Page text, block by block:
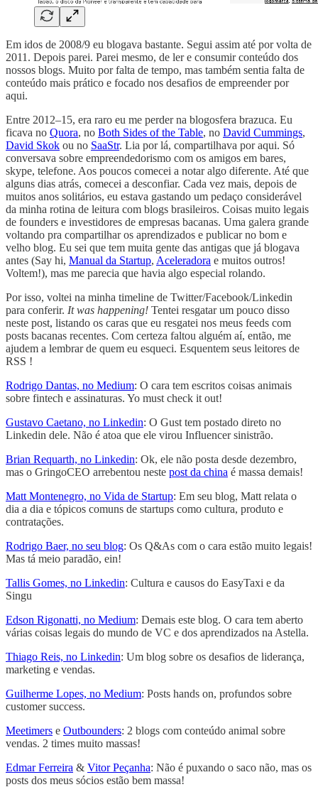
Em idos de 2008/9 eu blogava bastante. Segui assim até por volta de
2011. Depois parei. Parei mesmo, de ler e consumir conteúdo dos
nossos blogs. Muito por falta de tempo, mas também sentia falta de
conteúdo mais prático e focado nos desafios de empreender por
aqui.
Entre 2012–15, era raro eu me perder na blogosfera brazuca. Eu
ficava no Quora, no Both Sides of the Table, no David Cummings,
David Skok ou no SaaStr. Lia por lá, compartilhava por aqui. Só
conversava sobre empreendedorismo com os amigos em bares,
skype, telefone. Aos poucos comecei a notar algo diferente. Até que
alguns dias atrás, comecei a desconfiar. Cada vez mais, depois de
muitos anos solitários, eu estava gastando um pedaço considerável
da minha rotina de leitura com blogs brasileiros. Coisas muito legais
de founders e investidores de empresas bacanas. Uma galera grande
voltando pra compartilhar os aprendizados e publicar no bom e
velho blog. Eu sei que tem muita gente das antigas que já blogava
antes (Say hi, Manual da Startup, Aceleradora e muitos outros!
Voltem!), mas me parecia que havia algo especial rolando.
Por isso, voltei na minha timeline de Twitter/Facebook/Linkedin
para conferir. It was happening! Tentei resgatar um pouco disso
neste post, listando os caras que eu resgatei nos meus feeds com
posts bacanas recentes. Com certeza faltou alguém aí, então, me
ajudem a lembrar de quem eu esqueci. Esquentem seus leitores de
RSS !
Rodrigo Dantas, no Medium: O cara tem escritos coisas animais
sobre fintech e assinaturas. Yo must check it out!
Gustavo Caetano, no Linkedin: O Gust tem postado direto no
Linkedin dele. Não é atoa que ele virou Influencer sinistrão.
Brian Requarth, no Linkedin: Ok, ele não posta desde dezembro,
mas o GringoCEO arrebentou neste post da china é massa demais!
Matt Montenegro, no Vida de Startup: Em seu blog, Matt relata o
dia a dia e tópicos comuns de startups como cultura, produto e
contratações.
Rodrigo Baer, no seu blog: Os Q&As com o cara estão muito legais!
Mas tá meio paradão, ein!
Tallis Gomes, no Linkedin: Cultura e causos do EasyTaxi e da
Singu
Edson Rigonatti, no Medium: Demais este blog. O cara tem aberto
várias coisas legais do mundo de VC e dos aprendizados na Astella.
Thiago Reis, no Linkedin: Um blog sobre os desafios de liderança,
marketing e vendas.
Guilherme Lopes, no Medium: Posts hands on, profundos sobre
customer success.
Meetimers e Outbounders: 2 blogs com conteúdo animal sobre
vendas. 2 times muito massas!
Edmar Ferreira & Vitor Peçanha: Não é puxando o saco não, mas os
posts dos meus sócios estão bem massa!